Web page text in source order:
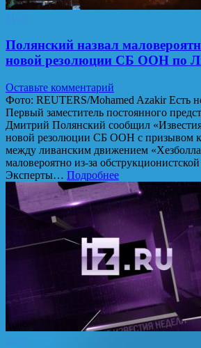
Полянский назвал
новой резолюции СБ ООН по
Оставьте комментарий
Фото: REUTERS/Mohamed Azakir Есть
Первый заместитель постоянного
Дмитрий Полянский сообщил
новой резолюции СБ ООН с призывом
между ливанским движением
маловероятно из-за
Эксперты… Подробнее